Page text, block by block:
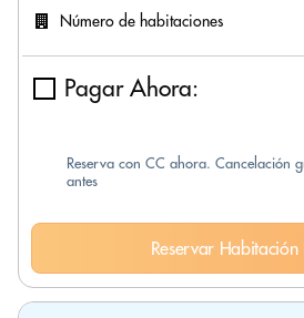
Número de habitaciones
Pagar Ahora:
Reserva con CC ahora. Cancelación
antes
Reservar